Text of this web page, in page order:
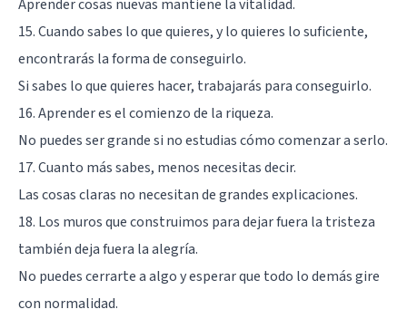
Aprender cosas nuevas mantiene la vitalidad.
15. Cuando sabes lo que quieres, y lo quieres lo suficiente,
encontrarás la forma de conseguirlo.
Si sabes lo que quieres hacer, trabajarás para conseguirlo.
16. Aprender es el comienzo de la riqueza.
No puedes ser grande si no estudias cómo comenzar a serlo.
17. Cuanto más sabes, menos necesitas decir.
Las cosas claras no necesitan de grandes explicaciones.
18. Los muros que construimos para dejar fuera la tristeza
también deja fuera la alegría.
No puedes cerrarte a algo y esperar que todo lo demás gire
con normalidad.